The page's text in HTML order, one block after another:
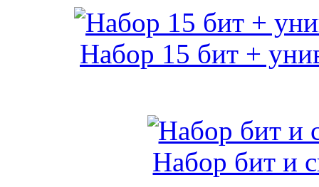
Набор 15 бит +
Набор бит и